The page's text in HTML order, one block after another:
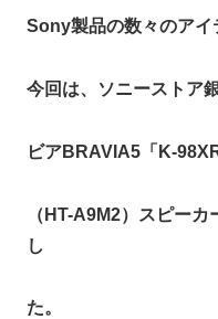
Sony製品の数々のアイ
今回は、ソニーストア
ビアBRAVIA5「K-
（HT-A9M2）スピー
し
た。